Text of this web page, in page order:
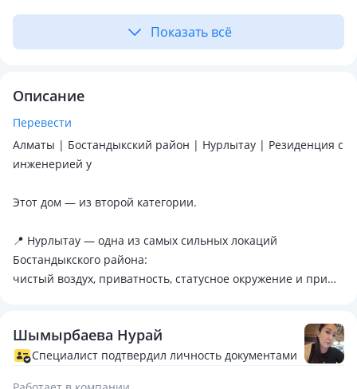
Показать всё
Описание
Перевести
Алматы | Бостандыкский район | Нурлытау | Резиденция с
инженерией у
Этот дом — из второй категории.
📍 Нурлытау — одна из самых сильных локаций
Бостандыкского района:
чистый воздух, приватность, статусное окружение и при
Здесь важна не только площадь.
Здесь важна основа.
Шымырбаева Нурай
Специалист подтвердил личность документами